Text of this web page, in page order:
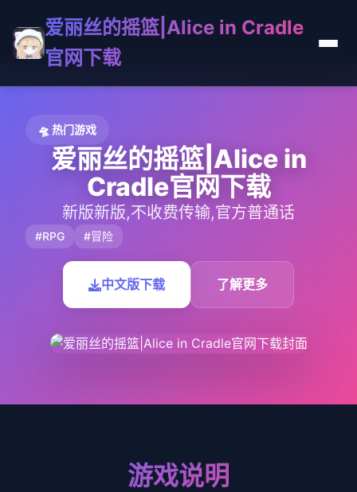
爱丽丝的摇篮|Alice in Cradle
官网下载
🛸 热门游戏
爱丽丝的摇篮|Alice in
Cradle官网下载
新版新版,不收费传输,官方普通话
#RPG #冒险
中文版下载 了解更多
游戏说明